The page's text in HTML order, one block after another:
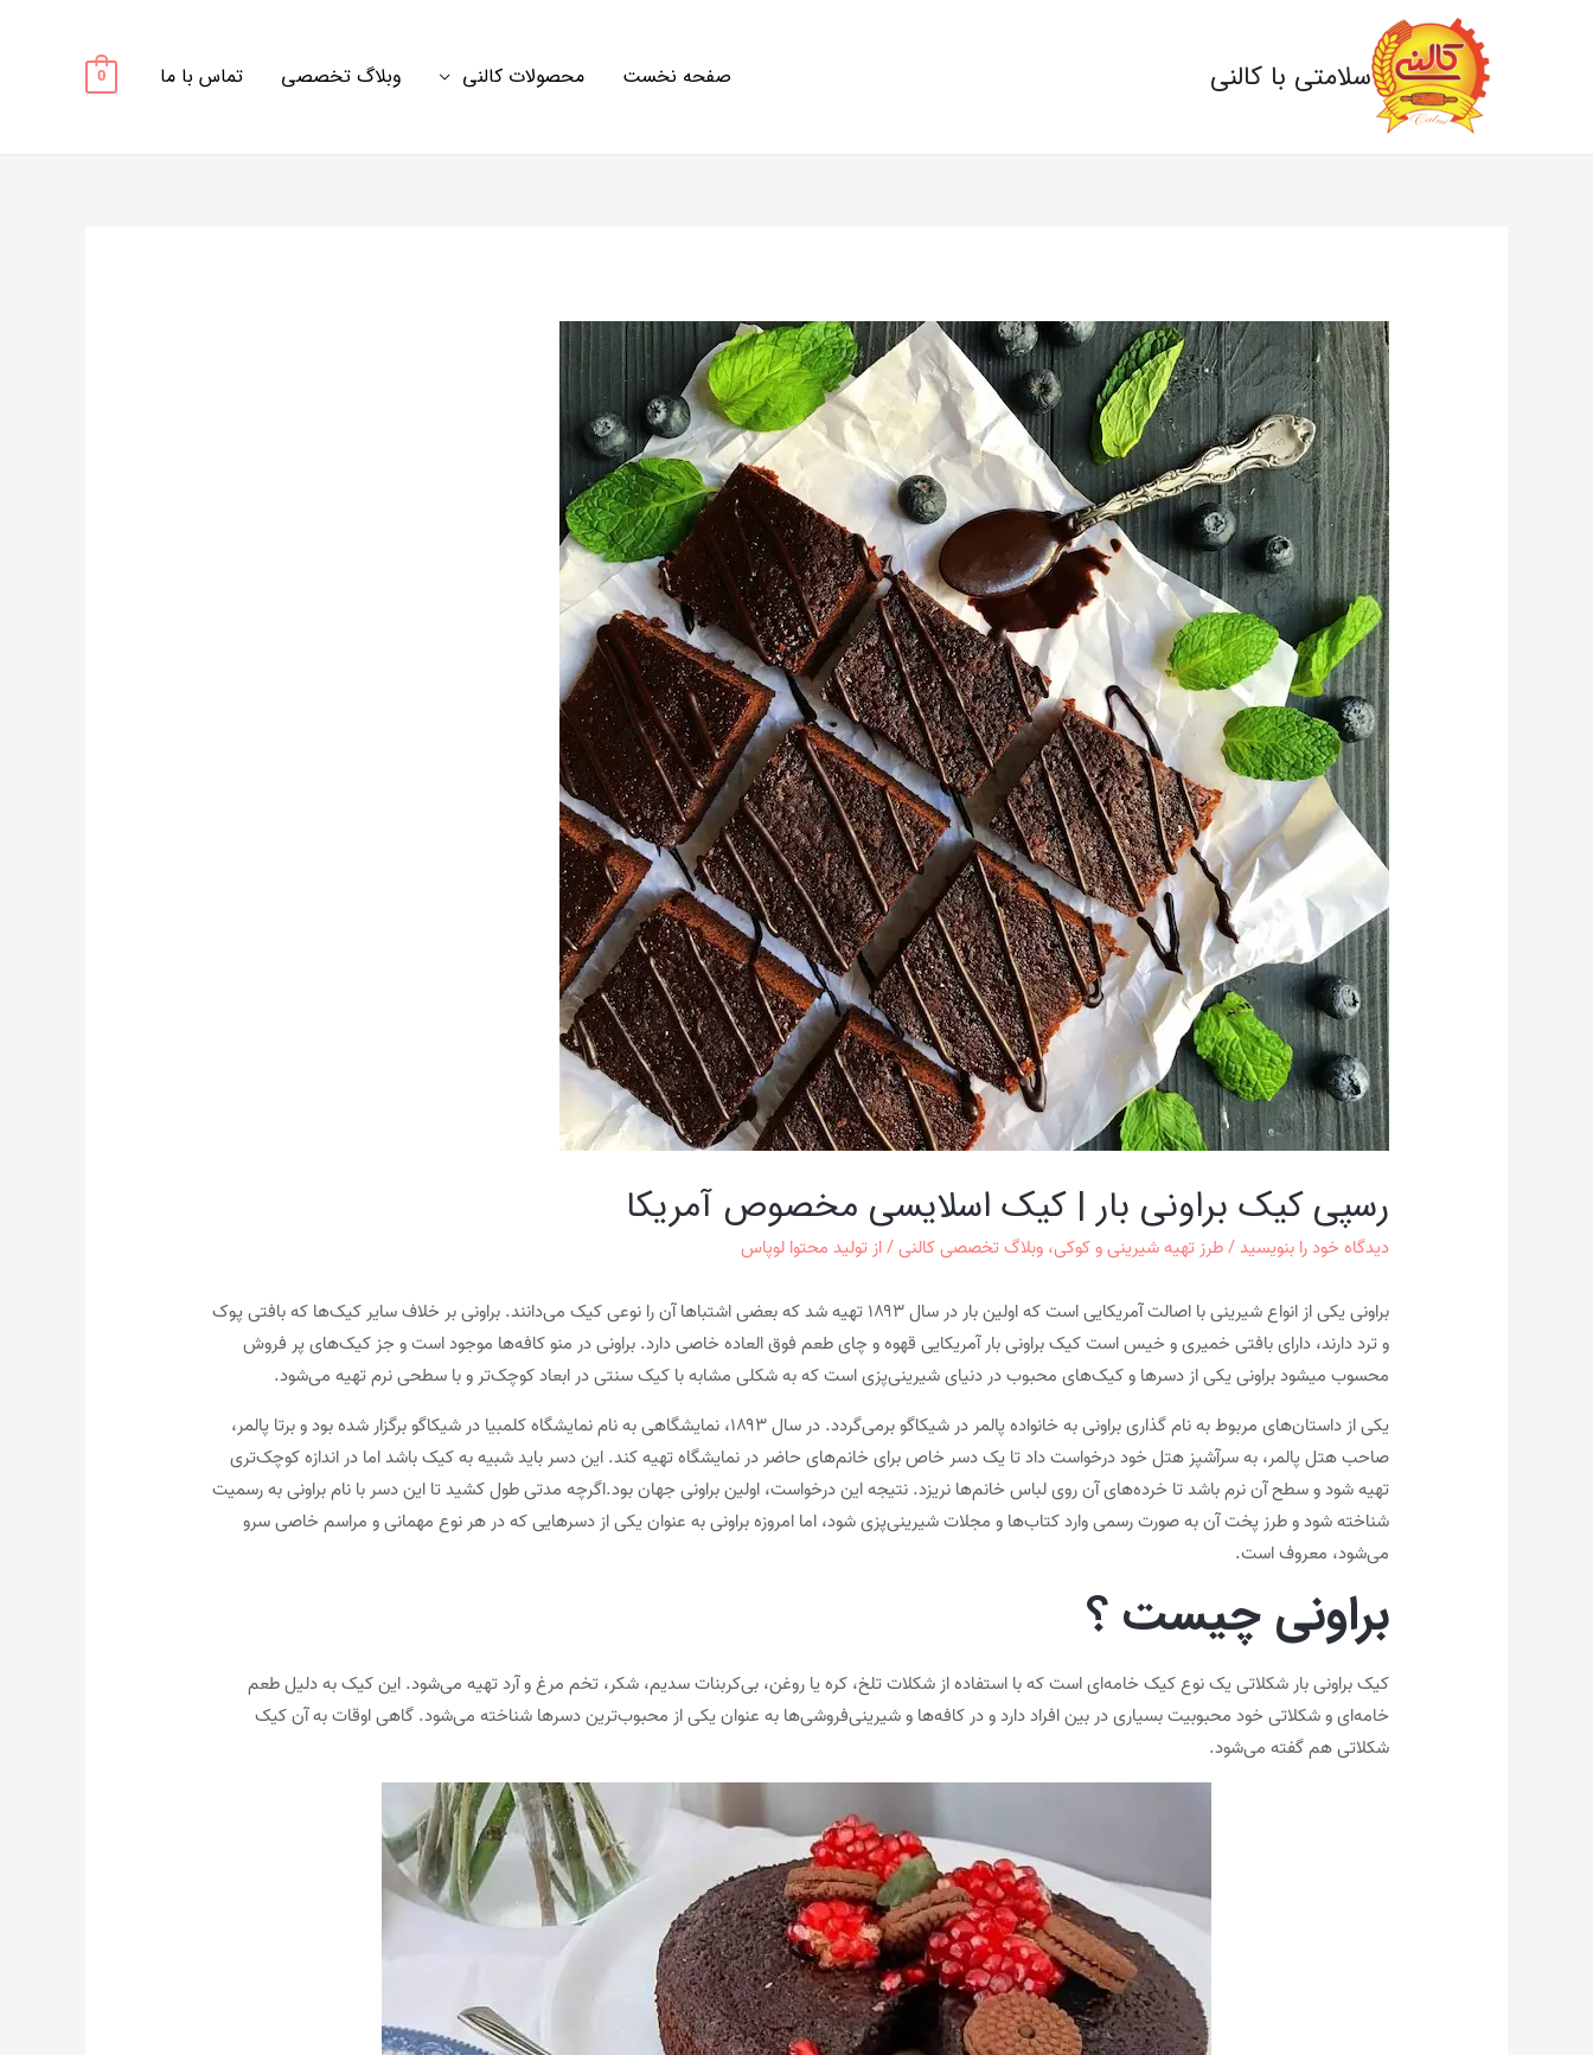
سلامتی با کالنی صفحه نخست محصولات کالنی وبلاگ تخصصی تماس با ما 0
رسپی کیک براونی بار | کیک اسلایسی مخصوص آمریکا
دیدگاه‌ خود را بنویسید/طرز تهیه شیرینی و کوکی،وبلاگ تخصصی کالنی/ ازتولید محتوا لوپاس
براونی یکی از انواع شیرینی با اصالت آمریکایی است که اولین بار در سال ۱۸۹۳ تهیه شد که بعضی اشتباها آن را نوعی کیک می‌دانند. براونی بر خلاف سایر کیک‌­ها که بافتی پوک
و ترد دارند، دارای بافتی خمیری و خیس است کیک براونی بار آمریکایی قهوه و چای طعم فوق العاده خاصی دارد. براونی در منو کافه‌­ها موجود است و جز کیک­‌های پر فروش
محسوب می­شود براونی یکی از دسرها و کیک‌های محبوب در دنیای شیرینی‌پزی است که به شکلی مشابه با کیک سنتی در ابعاد کوچک‌تر و با سطحی نرم تهیه می‌شود.
یکی از داستان‌های مربوط به نام گذاری براونی به خانواده پالمر در شیکاگو برمی‌گردد. در سال ۱۸۹۳، نمایشگاهی به نام نمایشگاه کلمبیا در شیکاگو برگزار شده بود و برتا پالمر،
صاحب هتل پالمر، به سرآشپز هتل خود درخواست داد تا یک دسر خاص برای خانم‌های حاضر در نمایشگاه تهیه کند. این دسر باید شبیه به کیک باشد اما در اندازه کوچک‌تری
تهیه شود و سطح آن نرم باشد تا خرده‌های آن روی لباس خانم‌ها نریزد. نتیجه این درخواست، اولین براونی جهان بود.اگرچه مدتی طول کشید تا این دسر با نام براونی به رسمیت
شناخته شود و طرز پخت آن به صورت رسمی وارد کتاب‌ها و مجلات شیرینی‌پزی شود، اما امروزه براونی به عنوان یکی از دسرهایی که در هر نوع مهمانی و مراسم خاصی سرو
می‌شود، معروف است.
براونی چیست ؟
کیک براونی بار شکلاتی یک نوع کیک خامه‌ای است که با استفاده از شکلات تلخ، کره یا روغن، بی‌کربنات سدیم، شکر، تخم مرغ و آرد تهیه می‌شود. این کیک به دلیل طعم
خامه‌ای و شکلاتی خود محبوبیت بسیاری در بین افراد دارد و در کافه‌ها و شیرینی‌فروشی‌ها به عنوان یکی از محبوب‌ترین دسرها شناخته می‌شود. گاهی اوقات به آن کیک
شکلاتی هم گفته می‌شود.